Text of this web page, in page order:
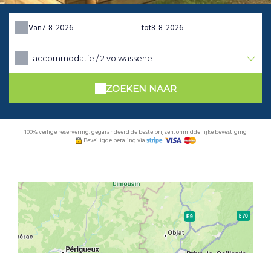
Van tot
1 accommodatie /2 volwassene
ZOEKEN NAAR
100% veilige reservering, gegarandeerd de beste prijzen, onmiddellijke bevestiging
Beveiligde betaling via